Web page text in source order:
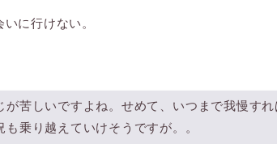
に行けない。
が苦しいですよね。せめて、いつまで我慢す
乗り越えていけそうですが。。